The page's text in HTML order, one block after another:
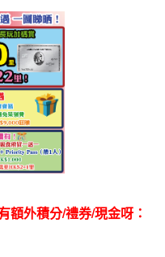
額外積分/禮券/現金呀：